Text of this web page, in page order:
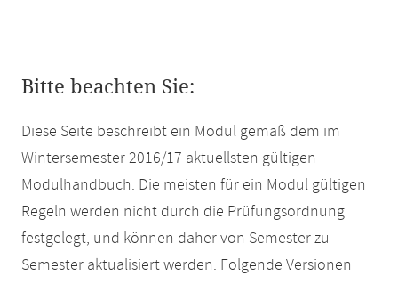
Bitte beachten Sie:
Diese Seite beschreibt ein Modul gemäß dem im
Wintersemester 2016/17 aktuellsten gültigen
Modulhandbuch. Die meisten für ein Modul gültigen
Regeln werden nicht durch die Prüfungsordnung
festgelegt, und können daher von Semester zu
Semester aktualisiert werden. Folgende Versionen